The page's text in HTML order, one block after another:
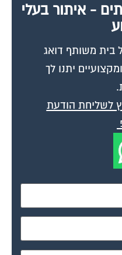
- איתור בעלי
בית משותף דואג
יתנו לך
לשליחת הודעת